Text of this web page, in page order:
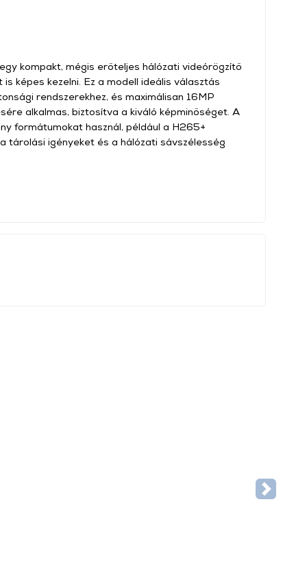
kompakt, mégis erőteljes hálózati videórögzítő
képes kezelni. Ez a modell ideális választás
rendszerekhez, és maximálisan 16MP
alkalmas, biztosítva a kiváló képminőséget. A
formátumokat használ, például a H265+
tárolási igényeket és a hálózati sávszélesség